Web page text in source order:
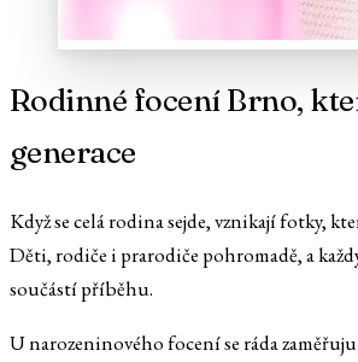
Rodinné focení Brno,
generace
Když se celá rodina sejde, vznikají fotky,
Děti, rodiče i prarodiče pohromadě, a
součástí příběhu.
U narozeninového focení se ráda